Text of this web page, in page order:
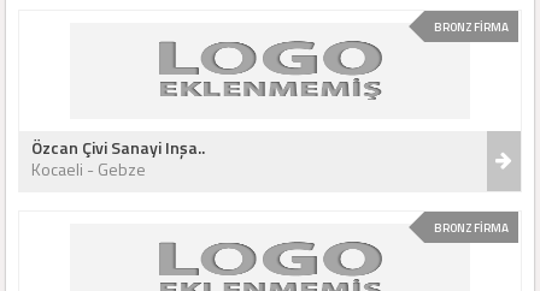
BRONZ FİRMA
Özcan Çivi Sanayi Inşa..
Kocaeli - Gebze
BRONZ FİRMA